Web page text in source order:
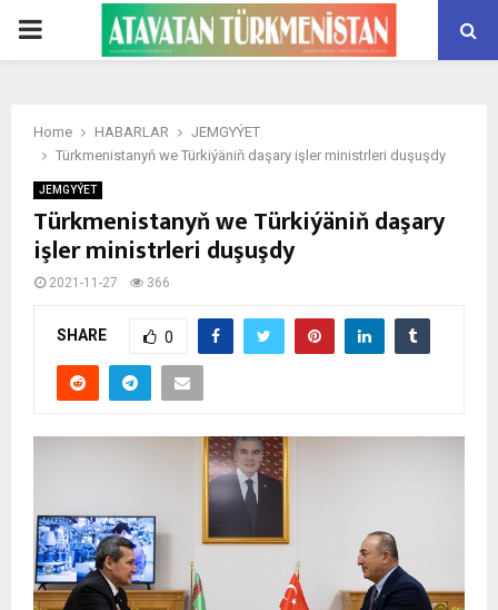
PRIMARY
Home HABARLAR
JEMGYÝET
Türkmenistanyň we Türkiýäniň daşary işler ministrleri duşuşdy
JEMGYÝET
Türkmenistanyň we Türkiýäniň daşary
işler ministrleri duşuşdy
2021-11-27 366
SHARE 0